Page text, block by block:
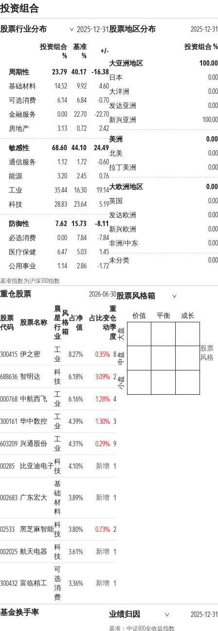
投资组合
股票行业分布 2025-12-31
投资组合
%
基准
%
+/-
周期性 23.79 40.17
-16.38
基础材料
14.52 9.92
4.60
可选消费
6.14 6.84
-0.70
金融服务
0.00 22.70
-22.70
房地产
3.13 0.72 2.42
敏感性 68.60 44.10
24.49
通信服务
1.12 1.72
-0.60
能源
3.20 2.45
0.76
工业
35.44 16.30
19.14
科技
28.83 23.64 5.19
防御性 7.62 15.73
-8.11
必选消费
0.00 7.84
-7.84
医疗保健
6.47 5.03
1.45
公用事业
1.14 2.86 -1.72
基准指数为沪深300指数
股票地区分布
2025-12-31
投资组合 %
大亚洲地区
100.00
日本
0.00
大洋洲
0.00
发达亚洲
0.00
新兴亚洲
100.00
美洲
0.00
北美
0.00
拉丁美洲
0.00
大欧洲地区
0.00
英国
0.00
发达欧洲
0.00
新兴欧洲
0.00
非洲/中东
0.00
未分类
0.00
重仓股票 2026-06-30
股票
代码
股票名称
晨
星
行
业
风
格
箱
占净
值
占比变
动
重
仓
季
度
300415 伊之密
工
业
8.27% 0.35% 8
688636 智明达
科
技
6.18% 3.09% 2
000768 中航西飞
工
业
6.16% 1.28% 4
300161 华中数控
工
业
4.39% 1.30% 3
603209 兴通股份
工
业
4.31% 0.29% 9
00285 比亚迪电子科
技
4.10% 新增 1
002683 广东宏大
基
础
材
料
3.89% 新增 1
02533 黑芝麻智能科
技
3.80% 0.73% 2
002025 航天电器
科
技
3.61% 新增 1
300432 富临精工
可
选
消
费
3.36% 新增 1
股票风格箱
价值 平衡 成长
大盘
中盘
小盘
股票
风格
基金换手率 业绩归因 2025-12-31
基准：中证800全收益指数